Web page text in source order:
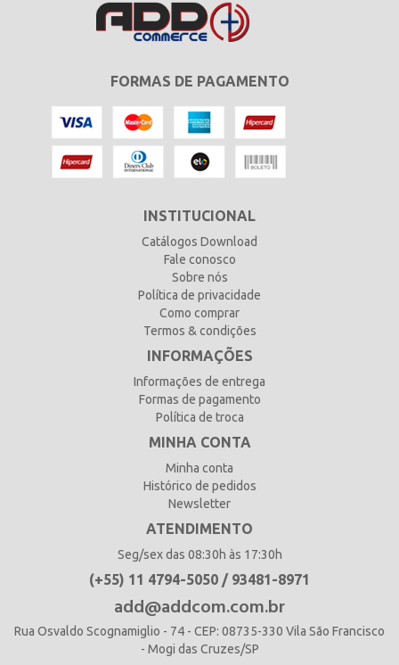
FORMAS DE PAGAMENTO
INSTITUCIONAL
Catálogos Download
Fale conosco
Sobre nós
Política de privacidade
Como comprar
Termos & condições
INFORMAÇÕES
Informações de entrega
Formas de pagamento
Política de troca
MINHA CONTA
Minha conta
Histórico de pedidos
Newsletter
ATENDIMENTO
Seg/sex das 08:30h às 17:30h
(+55) 11 4794-5050 / 93481-8971
add@addcom.com.br
Rua Osvaldo Scognamiglio - 74 - CEP: 08735-330 Vila São Francisco
- Mogi das Cruzes/SP